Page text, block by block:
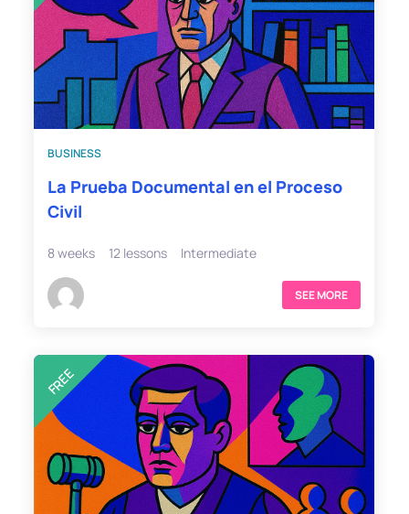
BUSINESS
La Prueba Documental en el Proceso
Civil
8 weeks 12 lessons Intermediate
SEE MORE
FREE